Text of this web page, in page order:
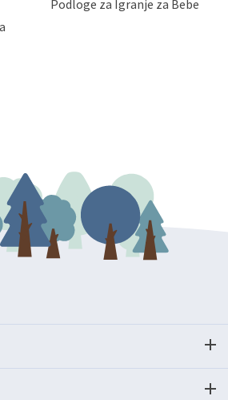
aktivnosti obrade Vaših osobnih
privole možete podnijeti poštom na
ili e-mailom na adresu:
Podloge za Igranje za Bebe